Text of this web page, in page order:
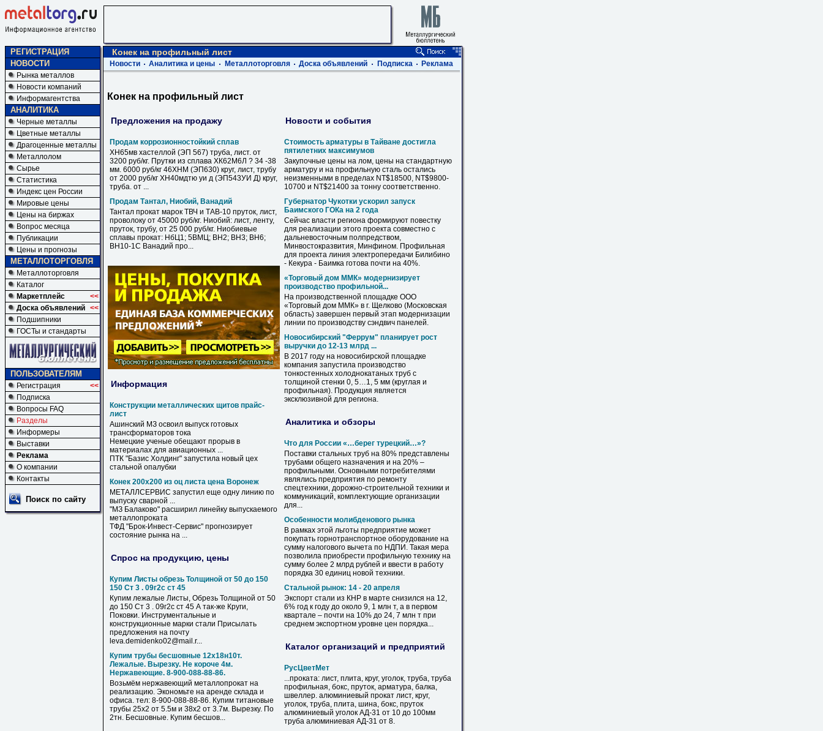
РЕГИСТРАЦИЯ
НОВОСТИ
Рынка металлов
Новости компаний
Информагентства
АНАЛИТИКА
Черные металлы
Цветные металлы
Драгоценные металлы
Металлолом
Сырье
Статистика
Индекс цен России
Мировые цены
Цены на биржах
Вопрос месяца
Публикации
Цены и прогнозы
МЕТАЛЛОТОРГОВЛЯ
Металлоторговля
Каталог
Маркетплейс
<<
Доска объявлений <<
Подшипники
ГОСТы и стандарты
ПОЛЬЗОВАТЕЛЯМ
Регистрация
<<
Подписка
Вопросы FAQ
Разделы
Информеры
Выставки
Реклама
О компании
Контакты
Поиск по сайту
Конек на профильный лист
Новости Аналитика и цены Металлоторговля Доска объявлений Подписка Реклама
Конек на профильный лист
Предложения на продажу
Продам коррозионностойкий сплав
ХН65мв хастеллой (ЭП 567) труба, лист. от
3200 руб/кг. Прутки из сплава ХК62М6Л ? 34 -38
мм. 6000 руб/кг 46ХНМ (ЭП630) круг, лист, трубу
от 2000 руб/кг ХН40мдтю уи д (ЭП543УИ Д) круг,
труба. от ...
Продам Тантал, Ниобий, Ванадий
Тантал прокат марок ТВЧ и ТАВ-10 пруток, лист,
проволоку от 45000 руб/кг. Ниобий: лист, ленту,
пруток, трубу, от 25 000 руб/кг. Ниобиевые
сплавы прокат: НбЦ1; 5ВМЦ; ВН2; ВН3; ВН6;
ВН10-1С Ванадий про...
Информация
Конструкции металлических щитов прайс-
лист
Ашинский МЗ освоил выпуск готовых
трансформаторов тока
Немецкие ученые обещают прорыв в
материалах для авиационных ...
ПТК "Базис Холдинг" запустила новый цех
стальной опалубки
Конек 200х200 из оц листа цена Воронеж
МЕТАЛЛСЕРВИС запустил еще одну линию по
выпуску сварной ...
"МЗ Балаково" расширил линейку выпускаемого
металлопроката
ТФД "Брок-Инвест-Сервис" прогнозирует
состояние рынка на ...
Спрос на продукцию, цены
Купим Листы обрезь Толщиной от 50 до 150
150 Ст 3 . 09г2с ст 45
Купим лежалые Листы, Обрезь Толщиной от 50
до 150 Ст 3 . 09г2с ст 45 А так-же Круги,
Поковки. Инструментальные и
конструкционные марки стали Присылать
предложения на почту
leva.demidenko02@mail.r...
Купим трубы бесшовные 12х18н10т.
Лежалые. Вырезку. Не короче 4м.
Нержавеющие. 8-900-088-88-86.
Возьмём нержавеющий металлопрокат на
реализацию. Экономьте на аренде склада и
офиса. тел: 8-900-088-88-86. Купим титановые
трубы 25х2 от 5.5м и 38х2 от 3.7м. Вырезку. По
2тн. Бесшовные. Купим бесшов...
Новости и события
Стоимость арматуры в Тайване достигла
пятилетних максимумов
Закупочные цены на лом, цены на стандартную
арматуру и на профильную сталь остались
неизменными в пределах NT$18500, NT$9800-
10700 и NT$21400 за тонну соответственно.
Губернатор Чукотки ускорил запуск
Баимского ГОКа на 2 года
Сейчас власти региона формируют повестку
для реализации этого проекта совместно с
дальневосточным полпредством,
Минвостокразвития, Минфином. Профильная
для проекта линия электропередачи Билибино
- Кекура - Баимка готова почти на 40%.
«Торговый дом ММК» модернизирует
производство профильной...
На производственной площадке ООО
«Торговый дом ММК» в г. Щелково (Московская
область) завершен первый этап модернизации
линии по производству сэндвич панелей.
Новосибирский "Феррум" планирует рост
выручки до 12-13 млрд ...
В 2017 году на новосибирской площадке
компания запустила производство
тонкостенных холоднокатаных труб с
толщиной стенки 0, 5…1, 5 мм (круглая и
профильная). Продукция является
эксклюзивной для региона.
Аналитика и обзоры
Что для России «…берег турецкий…»?
Поставки стальных труб на 80% представлены
трубами общего назначения и на 20% –
профильными. Основными потребителями
являлись предприятия по ремонту
спецтехники, дорожно-строительной техники и
коммуникаций, комплектующие организации
для...
Особенности молибденового рынка
В рамках этой льготы предприятие может
покупать горнотранспортное оборудование на
сумму налогового вычета по НДПИ. Такая мера
позволила приобрести профильную технику на
сумму более 2 млрд рублей и ввести в работу
порядка 30 единиц новой техники.
Стальной рынок: 14 - 20 апреля
Экспорт стали из КНР в марте снизился на 12,
6% год к году до около 9, 1 млн т, а в первом
квартале – почти на 10% до 24, 7 млн т при
среднем экспортном уровне цен порядка...
Каталог организаций и предприятий
РусЦветМет
...проката: лист, плита, круг, уголок, труба, труба
профильная, бокс, пруток, арматура, балка,
швеллер. алюминиевый прокат лист, круг,
уголок, труба, плита, шина, бокс, пруток
алюминиевый уголок АД-31 от 10 до 100мм
труба алюминиевая АД-31 от 8.